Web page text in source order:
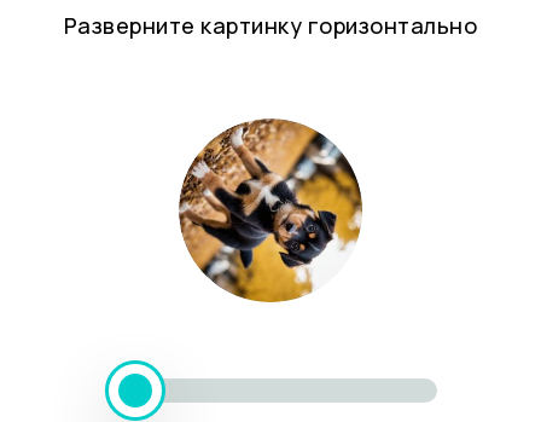
Разверните картинку горизонтально